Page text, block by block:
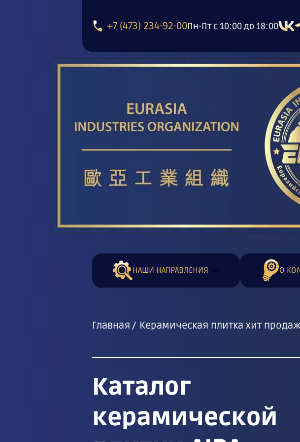
+7 (473) 234-92-00Пн-Пт с 10:00 до 18:00
НАШИ НАПРАВЛЕНИЯ О
Главная Керамическая плитка хит продаж
Каталог
керамической